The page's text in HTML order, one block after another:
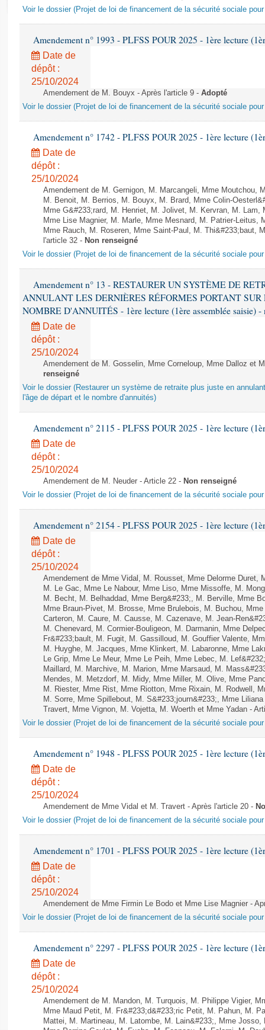
Baromètre de l’application des lois
Budget et sécurité sociale
Questions écrites et orales
Comptes rendus des débats
Voir le dossier (Projet de loi de financement de la sécurité sociale pour
Amendement n° 1993 - PLFSS POUR 2025 - 1ère lecture
Date de
dépôt :
25/10/2024
Amendement de M. Bouyx - Après l'article 9 - Adopté
Voir le dossier (Projet de loi de financement de la sécurité sociale pour
Amendement n° 1742 - PLFSS POUR 2025 - 1ère lecture
Date de
dépôt :
25/10/2024
Amendement de M. Gernigon, M. Marcangeli, Mme Moutchou,
M. Benoit, M. Berrios, M. Bouyx, M. Brard, Mme Colin-
Mme G&#233;rard, M. Henriet, M. Jolivet, M. Kervran, M. Lam,
Mme Lise Magnier, M. Marle, Mme Mesnard, M. Patrier-Leitus,
Mme Rauch, M. Roseren, Mme Saint-Paul, M. Thi&#233;baut,
l'article 32 - Non renseigné
Voir le dossier (Projet de loi de financement de la sécurité sociale pour
Amendement n° 13 - RESTAURER UN SYSTÈME DE
ANNULANT LES DERNIÈRES RÉFORMES PORTANT
NOMBRE D'ANNUITÉS - 1ère lecture (1ère assemblée saisie) -
Date de
dépôt :
25/10/2024
Amendement de M. Gosselin, Mme Corneloup, Mme Dalloz et
renseigné
Voir le dossier (Restaurer un système de retraite plus juste en
l'âge de départ et le nombre d'annuités)
Amendement n° 2115 - PLFSS POUR 2025 - 1ère lecture
Date de
dépôt :
25/10/2024
Amendement de M. Neuder - Article 22 - Non renseigné
Voir le dossier (Projet de loi de financement de la sécurité sociale pour
Amendement n° 2154 - PLFSS POUR 2025 - 1ère lecture
Date de
dépôt :
25/10/2024
Amendement de Mme Vidal, M. Rousset, Mme Delorme Duret,
M. Le Gac, Mme Le Nabour, Mme Liso, Mme Missoffe, M.
M. Becht, M. Belhaddad, Mme Berg&#233;, M. Berville, Mme
Mme Braun-Pivet, M. Brosse, Mme Brulebois, M. Buchou,
Carteron, M. Caure, M. Causse, M. Cazenave, M. Jean-
M. Chenevard, M. Cormier-Bouligeon, M. Darmanin, Mme
Fr&#233;bault, M. Fugit, M. Gassilloud, M. Gouffier Valente,
M. Huyghe, M. Jacques, Mme Klinkert, M. Labaronne, Mme
Le Grip, Mme Le Meur, Mme Le Peih, Mme Lebec, M.
Maillard, M. Marchive, M. Marion, Mme Marsaud, M.
Mendes, M. Metzdorf, M. Midy, Mme Miller, M. Olive, Mme
M. Riester, Mme Rist, Mme Riotton, Mme Rixain, M. Rodwell,
M. Sorre, Mme Spillebout, M. S&#233;journ&#233;, Mme
Travert, Mme Vignon, M. Vojetta, M. Woerth et Mme Yadan -
Voir le dossier (Projet de loi de financement de la sécurité sociale pour
Amendement n° 1948 - PLFSS POUR 2025 - 1ère lecture
Date de
dépôt :
25/10/2024
Amendement de Mme Vidal et M. Travert - Après l'article 20 -
Voir le dossier (Projet de loi de financement de la sécurité sociale pour
Amendement n° 1701 - PLFSS POUR 2025 - 1ère lecture
Date de
dépôt :
25/10/2024
Amendement de Mme Firmin Le Bodo et Mme Lise Magnier -
Voir le dossier (Projet de loi de financement de la sécurité sociale pour
Amendement n° 2297 - PLFSS POUR 2025 - 1ère lecture
Date de
dépôt :
25/10/2024
Amendement de M. Mandon, M. Turquois, M. Philippe Vigier,
Mme Maud Petit, M. Fr&#233;d&#233;ric Petit, M. Pahun, M.
Mattei, M. Martineau, M. Latombe, M. Lain&#233;, Mme